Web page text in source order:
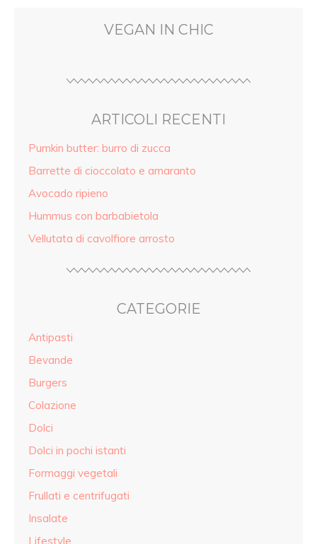
VEGAN IN CHIC
ARTICOLI RECENTI
Pumkin butter: burro di zucca
Barrette di cioccolato e amaranto
Avocado ripieno
Hummus con barbabietola
Vellutata di cavolfiore arrosto
CATEGORIE
Antipasti
Bevande
Burgers
Colazione
Dolci
Dolci in pochi istanti
Formaggi vegetali
Frullati e centrifugati
Insalate
Lifestyle